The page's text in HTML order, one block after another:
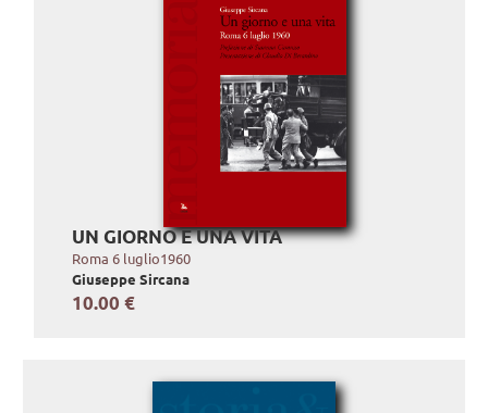
UN GIORNO E UNA VITA
Roma 6 luglio1960
Giuseppe Sircana
10.00 €